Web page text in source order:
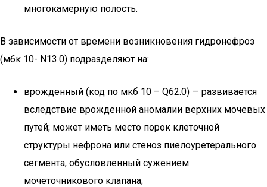
многокамерную полость.
В зависимости от времени возникновения гидронефроз
(мбк 10- N13.0) подразделяют на:
врожденный (код по мкб 10 – Q62.0) — развивается
вследствие врожденной аномалии верхних мочевых
путей; может иметь место порок клеточной
структуры нефрона или стеноз пиелоуретерального
сегмента, обусловленный сужением
мочеточникового клапана;